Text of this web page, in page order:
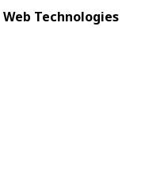
Technologies